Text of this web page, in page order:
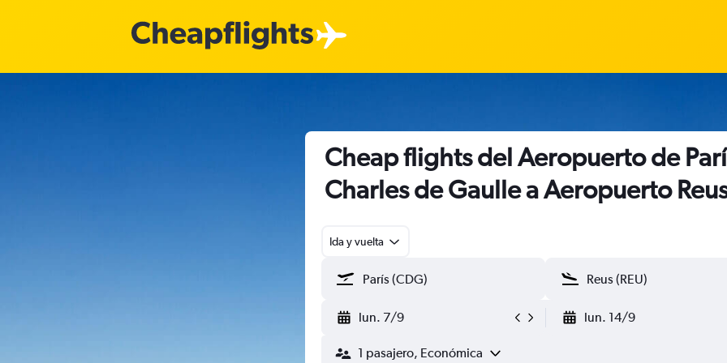
Cheap flights del Aeropuerto de
Charles de Gaulle a Aeropuerto
Ida y vuelta
lun. 7/9 lun. 14/9
1 pasajero, Económica